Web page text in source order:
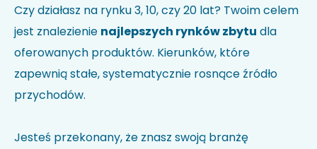
Czy działasz na rynku 3, 10, czy 20 lat? Twoim celem
jest znalezienie najlepszych rynków zbytu dla
oferowanych produktów. Kierunków, które
zapewnią stałe, systematycznie rosnące źródło
przychodów.
Jesteś przekonany, że znasz swoją branżę